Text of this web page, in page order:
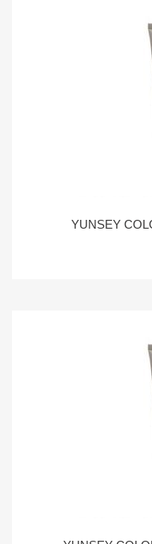
YUNSEY